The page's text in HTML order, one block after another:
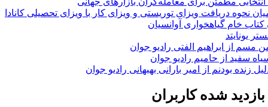
نحوه دریافت ویزای توریستی و ویزای کار با ویزای تحصیلی کانادا
کتاب خام گیاهخواری آوانسیان
یونایتد
مسم از ابراهیم الفتی رادیو جوان
سفید از حامیم رادیو جوان
زنده بودنم از امیر بارانی بهبهانی رادیو جوان
شده کاربران